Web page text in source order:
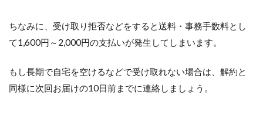
ちなみに、受け取り拒否などをすると送料・事務手数料とし
て1,600円～2,000円の支払いが発生してしまいます。
もし長期で自宅を空けるなどで受け取れない場合は、解約と
同様に次回お届けの10日前までに連絡しましょう。